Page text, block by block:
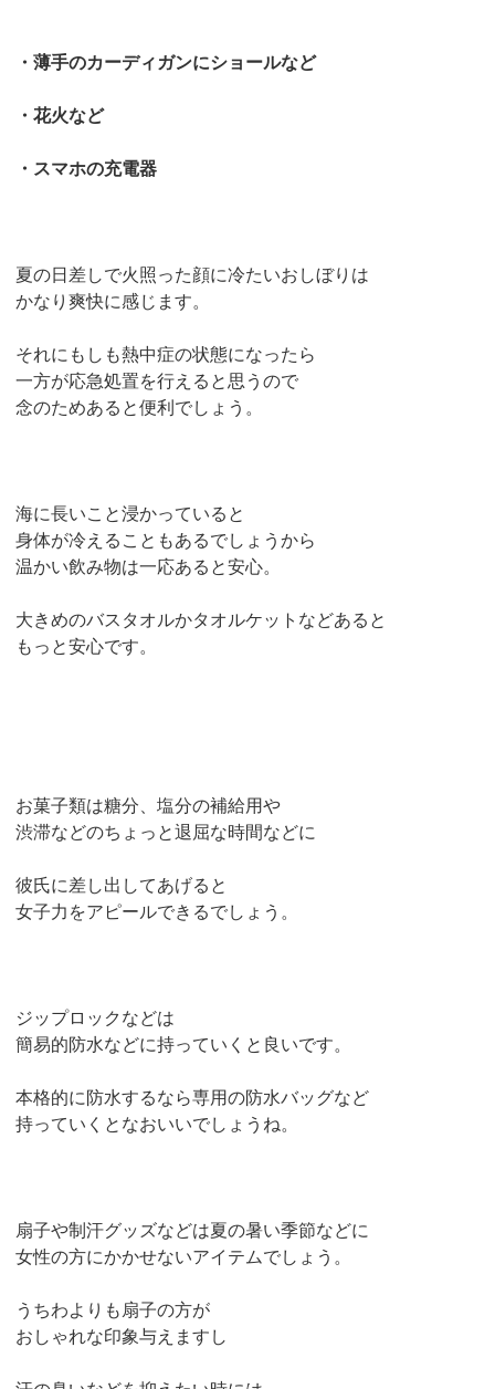
・薄手のカーディガンにショールなど
・花火など
・スマホの充電器
夏の日差しで火照った顔に冷たいおしぼりは
かなり爽快に感じます。
それにもしも熱中症の状態になったら
一方が応急処置を行えると思うので
念のためあると便利でしょう。
海に長いこと浸かっていると
身体が冷えることもあるでしょうから
温かい飲み物は一応あると安心。
大きめのバスタオルかタオルケットなどあると
もっと安心です。
お菓子類は糖分、塩分の補給用や
渋滞などのちょっと退屈な時間などに
彼氏に差し出してあげると
女子力をアピールできるでしょう。
ジップロックなどは
簡易的防水などに持っていくと良いです。
本格的に防水するなら専用の防水バッグなど
持っていくとなおいいでしょうね。
扇子や制汗グッズなどは夏の暑い季節などに
女性の方にかかせないアイテムでしょう。
うちわよりも扇子の方が
おしゃれな印象与えますし